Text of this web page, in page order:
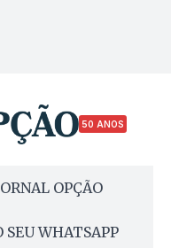
50 ANOS
OPÇÃO
SEU WHATSAPP